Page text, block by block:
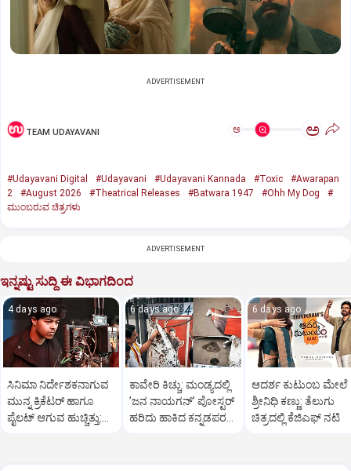
ADVERTISEMENT
TEAM UDAYAVANI ಅ ಅ
#Udayavani Digital #Udayavani #Udayavani Kannada #Toxic
#Awarapan
2
#August 2026 #Theatrical Releases #Batwara 1947 #Ohh My Dog
#
ಮುಂಬರುವ ಚಿತ್ರಗಳು
ADVERTISEMENT
ಇನ್ನಷ್ಟು ಸುದ್ದಿ ಈ ವಿಭಾಗದಿಂದ
4 days ago
ಸಿನಿಮಾ ನಿರ್ದೇಶಕನಾಗುವ
ಮುನ್ನ ಕ್ರಿಕೆಟರ್ ಹಾಗೂ
ಪೈಲಟ್ ಆಗುವ ಹುಚ್ಚಿತ್ತು:
6 days ago
ಕಾವೇರಿ ಕಿಚ್ಚು: ಮಂಡ್ಯದಲ್ಲಿ
ʼಜನ ನಾಯಗನ್‌ʼ ಪೋಸ್ಟರ್‌
ಹರಿದು ಹಾಕಿದ ಕನ್ನಡಪರ
6 days ago
ಆದರ್ಶ ಕುಟುಂಬ ಮೇಲೆ
ಶ್ರೀನಿಧಿ ಕಣ್ಣು: ತೆಲುಗು
ಚಿತ್ರದಲ್ಲಿ ಕೆಜಿಎಫ್‌ ನಟಿ